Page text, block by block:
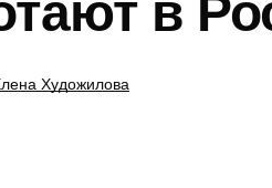
в
Художилова